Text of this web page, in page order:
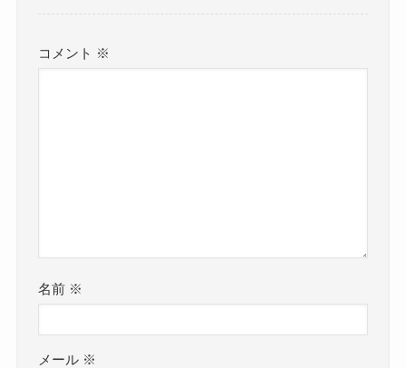
コメント ※
名前 ※
メール ※